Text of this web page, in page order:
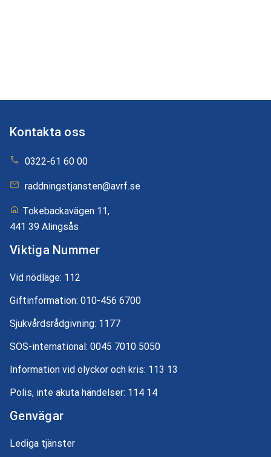
Kontakta oss
0322-61 60 00
raddningstjansten@avrf.se
Tokebackavägen 11,
441 39 Alingsås
Viktiga Nummer
Vid nödläge: 112
Giftinformation: 010-456 6700
Sjukvårdsrådgivning: 1177
SOS-international: 0045 7010 5050
Information vid olyckor och kris: 113 13
Polis, inte akuta händelser: 114 14
Genvägar
Lediga tjänster